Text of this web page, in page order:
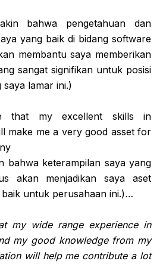
bahwa pengetahuan dan
yang baik di bidang software
membantu saya memberikan
sangat signifikan untuk posisi
saya lamar ini.)
that my excellent skills in
make me a very good asset for
bahwa keterampilan saya yang
akan menjadikan saya aset
untuk perusahaan ini.)…
my wide range experience in
my good knowledge from my
will help me contribute a lot